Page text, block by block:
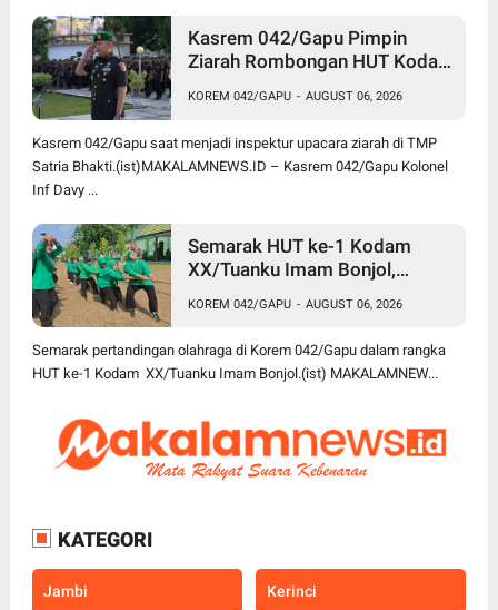
Kasrem 042/Gapu Pimpin
Ziarah Rombongan HUT Kodam
TMP Satria Bhakti
KOREM 042/GAPU - AUGUST 06, 2026
Kasrem 042/Gapu saat menjadi inspektur upacara ziarah di TMP
Satria Bhakti.(ist)MAKALAMNEWS.ID – Kasrem 042/Gapu Kolonel
Inf Davy ...
Semarak HUT ke-1 Kodam
XX/Tuanku Imam Bonjol,
Turnamen Olahraga
KOREM 042/GAPU - AUGUST 06, 2026
Semarak pertandingan olahraga di Korem 042/Gapu dalam rangka
HUT ke-1 Kodam XX/Tuanku Imam Bonjol.(ist) MAKALAMNEW...
KATEGORI
Jambi Kerinci